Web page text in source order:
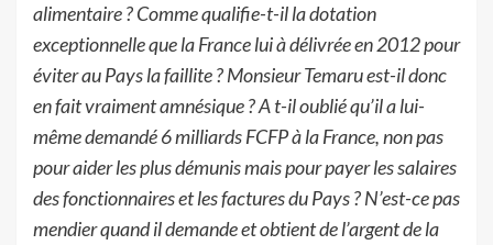
alimentaire? Comme qualifie-t-il la dotation
exceptionnelle que la France lui à délivrée en 2012 pour
éviter au Pays la faillite ?MonsieurTemaru est-il donc
en fait vraiment amnésique ? A t-il oublié qu’il a lui-
mêmedemandé 6 milliards FCFP à la France, non pas
pour aider les plus démunis mais pourpayer les salaires
des fonctionnaires et les factures du Pays? N’est-ce pas
mendierquand il demande et obtient de l’argent de la